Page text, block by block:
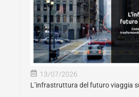
13/07/2026
L’infrastruttura del futuro viaggia